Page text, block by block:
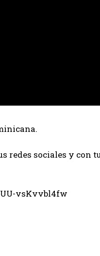
redes sociales y con
vsKvvbl4fw